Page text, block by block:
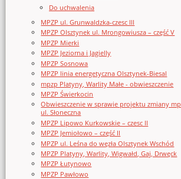
Do uchwalenia
MPZP ul. Grunwaldzka-czesc III
MPZP Olsztynek ul. Mrongowiusza – część V
MPZP Mierki
MPZP Jeziorna i Jagielly
MPZP Sosnowa
MPZP linia energetyczna Olsztynek-Biesal
mpzp Platyny, Warlity Małe - obwieszczenie
MPZP Świerkocin
Obwieszczenie w sprawie projektu zmiany
ul. Słoneczna
MPZP Lipowo Kurkowskie – czesc II
MPZP Jemiołowo – część II
MPZP ul. Leśna do węzła Olsztynek Wschód
MPZP Platyny, Warlity, Wigwałd, Gaj, Drwęck
MPZP Łutynowo
MPZP Pawłowo